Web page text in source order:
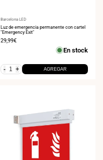
Proveedor:
Barcelona LED
Luz de emergencia permanente con cartel
"Emergency Exit"
Precio
29,99€
En stock
- + AGREGAR